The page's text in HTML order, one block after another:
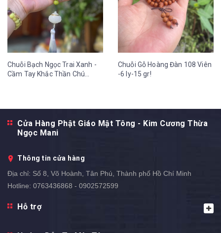
Chuỗi Bạch Ngọc Trai Xanh -
Cầm Tay Khắc Thần Chú
Chuỗi Gỗ Hoàng Đàn 108 Viên
-6 ly-15 gr!
Cửa Hàng Phật Giáo Mật Tông - Kim Cương Thừa
Ngọc Mani
Thông tin cửa hàng
Địa chỉ: Số 8, Võ Hoành, Tân Phú, Thành phố Hồ Chí Minh
Hotline: 0763436868 - 0902572599
Hỗ trợ